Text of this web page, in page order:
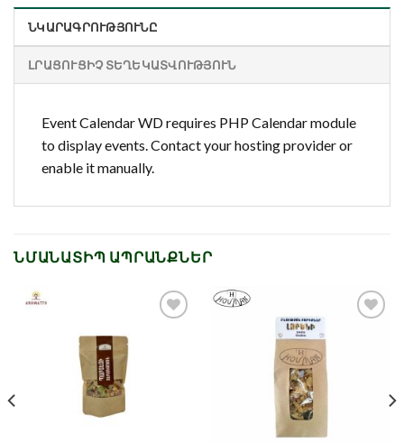
ՆԿԱՐԱԳՐՈՒԹՅՈՒՆԸ
ԼՐԱՑՈՒՑԻՉ ՏԵՂԵԿԱՏՎՈՒԹՅՈՒՆ
Event Calendar WD requires PHP Calendar module
to display events. Contact your hosting provider or
enable it manually.
ՆՄԱՆԱՏԻՊ ԱՊՐԱՆՔՆԵՐ
նախընտրած
Նշել որպես
նախընտրած